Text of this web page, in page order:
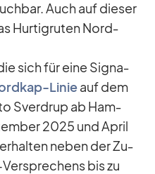
Auch auf die­ser
Hur­tig­ru­ten Nord­
sich für eine Si­gna­
Li­nieauf dem
Sver­drup ab Ham­
2025 und April
ne­ben der Zu­
bis zu